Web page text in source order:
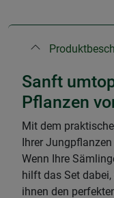
Sanft
Pflanzen
Mit dem
Ihrer
Wenn Ihre
hilft das Set
ihnen den